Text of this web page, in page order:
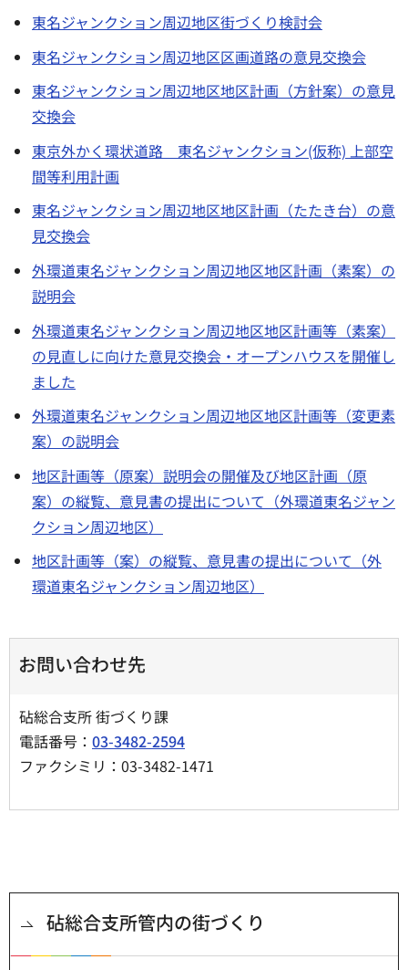
東名ジャンクション周辺地区街づくり検討会
東名ジャンクション周辺地区区画道路の意見交換会
東名ジャンクション周辺地区地区計画（方針案）の意見
交換会
東京外かく環状道路 東名ジャンクション(仮称) 上部空
間等利用計画
東名ジャンクション周辺地区地区計画（たたき台）の意
見交換会
外環道東名ジャンクション周辺地区地区計画（素案）の
説明会
外環道東名ジャンクション周辺地区地区計画等（素案）
の見直しに向けた意見交換会・オープンハウスを開催し
ました
外環道東名ジャンクション周辺地区地区計画等（変更素
案）の説明会
地区計画等（原案）説明会の開催及び地区計画（原
案）の縦覧、意見書の提出について（外環道東名ジャン
クション周辺地区）
地区計画等（案）の縦覧、意見書の提出について（外
環道東名ジャンクション周辺地区）
お問い合わせ先
砧総合支所 街づくり課
電話番号： 03-3482-2594
ファクシミリ：03-3482-1471
砧総合支所管内の街づくり